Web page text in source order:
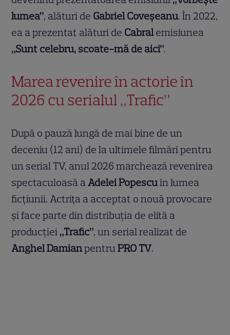
lumea”, alături de Gabriel Coveșeanu. În 2022,
ea a prezentat alături de Cabralemisiunea
„Sunt celebru, scoate-mă de aici”.
Marea revenire în actorie în
2026 cu serialul „Trafic”
După o pauză lungă de mai bine de un
deceniu (12 ani) de la ultimele filmări pentru
un serial TV, anul 2026 marchează revenirea
spectaculoasă aAdelei Popescuîn lumea
ficțiunii. Actrița a acceptat o nouă provocare
și face parte din distribuția de elită a
producției „Trafic”, un serial realizat de
Anghel DamianpentruPRO TV.